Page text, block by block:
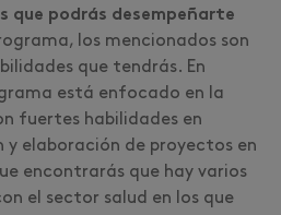
que podrás desempeñarte
los mencionados son
que tendrás. En
está enfocado en la
fuertes habilidades en
elaboración de proyectos en
encontrarás que hay varios
el sector salud en los que